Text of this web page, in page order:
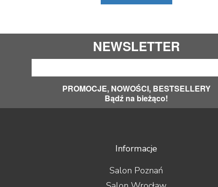
NEWSLETTER
PROMOCJE, NOWOŚCI, BESTSELLERY
Bądź na bieżąco!
Informacje
Salon Poznań